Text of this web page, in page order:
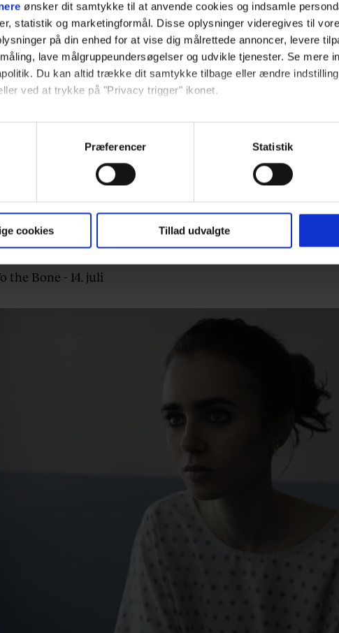
ønsker dit samtykke til at anvende cookies og indsamle
statistik og marketingformål. Disse oplysninger videregives til
på din enhed for at vise dig målrettede annoncer, levere
lave målgruppeundersøgelser og udvikle tjenester. Se mere
Du kan altid trække dit samtykke tilbage eller ændre
ved at trykke på "Privacy trigger" ikonet.
hele websitet.
til at indsamle og bruge data for at kunne levere og finansiere
optimere vores reklametiltag på sociale medier og til at vise dig
og behandling af dine personoplysninger i
Præferencer Statistik
cookies Tillad udvalgte
the Mortal Instruments, sæson 2B
Black, sæson 5
the Bone - 14. juli